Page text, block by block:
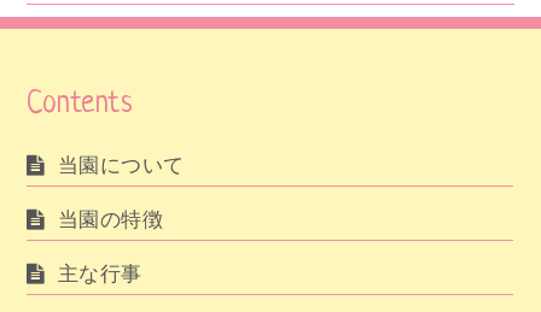
Contents
当園について
当園の特徴
主な行事